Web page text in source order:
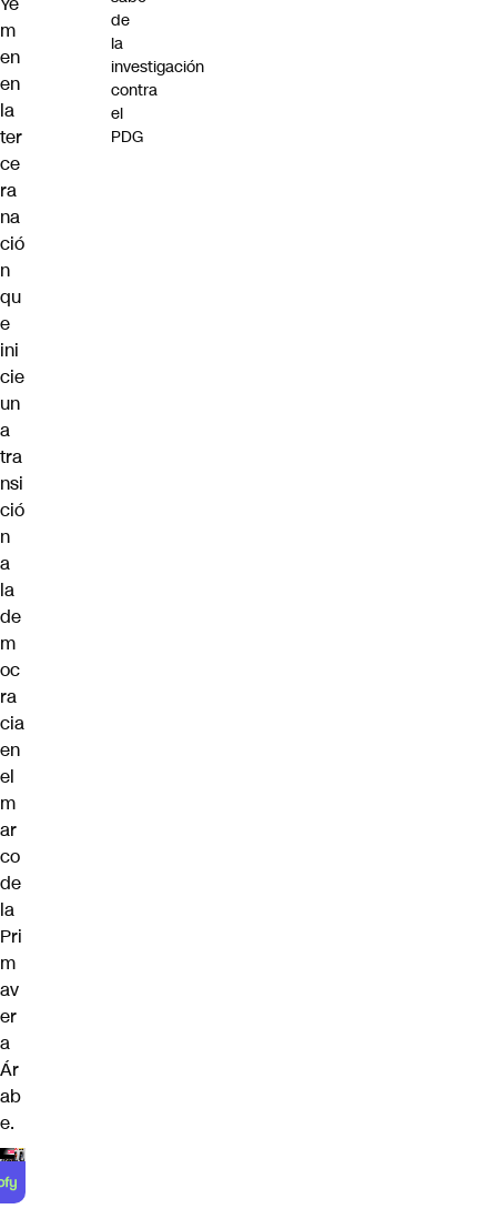
m
en
en
la
ter
ce
ra
na
ció
n
qu
e
ini
cie
un
a
tra
nsi
ció
n
a
la
de
m
oc
ra
cia
en
el
m
ar
co
de
la
Pri
m
av
er
a
Ár
ab
e.
de
la
investigación
contra
el
PDG